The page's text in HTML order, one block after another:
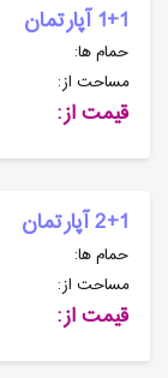
1+1 آپارتمان
حمام ها:
مساحت از:
قیمت از:
2+1 آپارتمان
حمام ها:
مساحت از:
قیمت از: